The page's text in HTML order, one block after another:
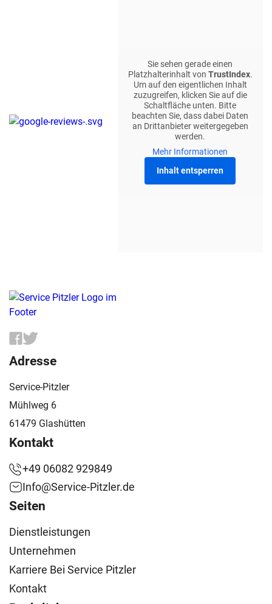
Sie sehen gerade einen
Platzhalterinhalt von TrustIndex.
Um auf den eigentlichen Inhalt
zuzugreifen, klicken Sie auf die
Schaltfläche unten. Bitte
beachten Sie, dass dabei Daten
an Drittanbieter weitergegeben
werden.
Mehr Informationen
Inhalt entsperren
Adresse
Service-Pitzler
Mühlweg 6
61479 Glashütten
Kontakt
+49 06082 929849
Info@Service-Pitzler.de
Seiten
Dienstleistungen
Unternehmen
Karriere Bei Service Pitzler
Kontakt